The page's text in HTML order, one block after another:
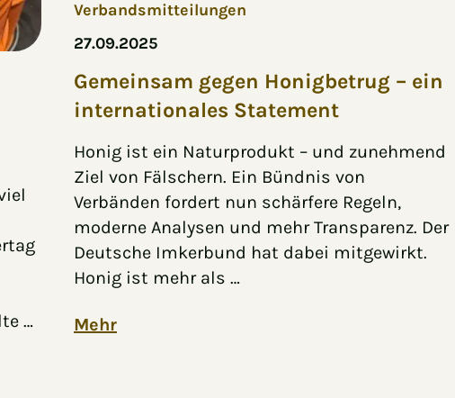
…
Verbandsmitteilungen
27.09.2025
Gemeinsam gegen Honigbetrug – ein
internationales Statement
Honig ist ein Naturprodukt – und zunehmend
Ziel von Fälschern. Ein Bündnis von
Verbänden fordert nun schärfere Regeln,
moderne Analysen und mehr Transparenz. Der
Deutsche Imkerbund hat dabei mitgewirkt.
Honig ist mehr als …
Mehr